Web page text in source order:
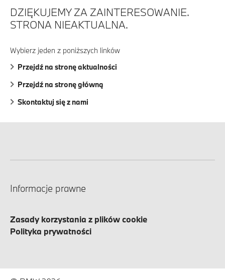
DZIĘKUJEMY ZA ZAINTERESOWANIE.
STRONA NIEAKTUALNA.
Wybierz jeden z poniższych linków
Przejdź na stronę aktualności
Przejdź na stronę główną
Skontaktuj się z nami
Informacje prawne
Zasady korzystania z plików cookie
Polityka prywatności